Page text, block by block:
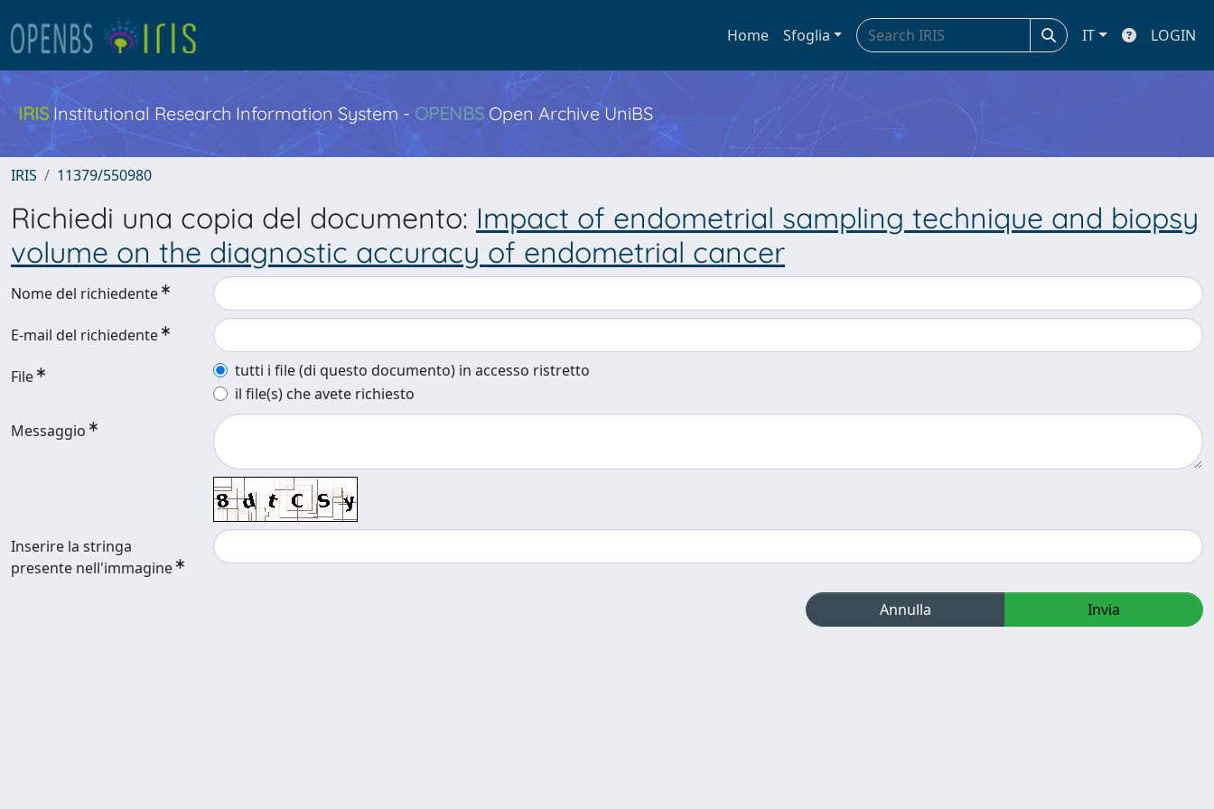
Home Sfoglia IT LOGIN
IRIS Institutional Research Information System - OPENBS Open Archive UniBS
IRIS 11379/550980
Richiedi una copia del documento: Impact of endometrial sampling technique and biopsy
volume on the diagnostic accuracy of endometrial cancer
Nome del richiedente
E-mail del richiedente
File
tutti i file (di questo documento) in accesso ristretto
il file(s) che avete richiesto
Messaggio
Inserire la stringa
presente nell'immagine
Annulla Invia